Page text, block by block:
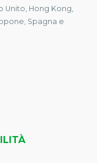
Unito, Hong Kong,
Spagna e